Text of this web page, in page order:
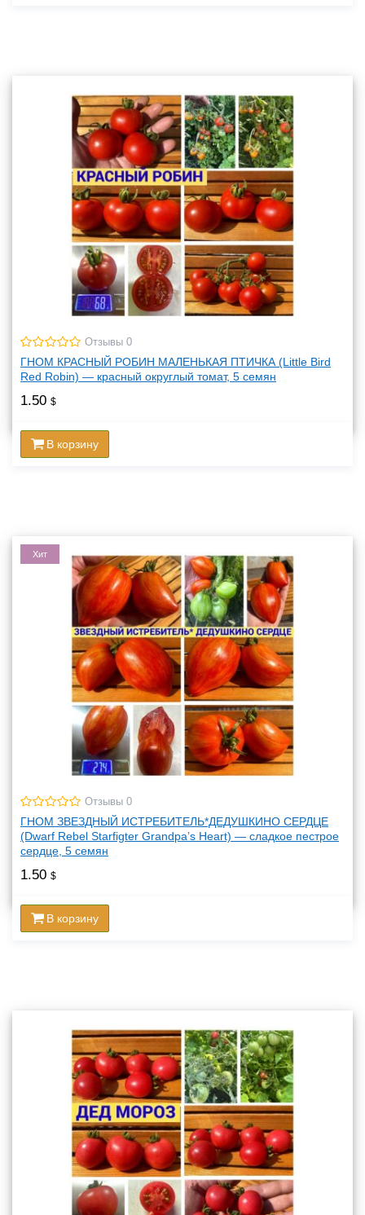
Отзывы 0
ГНОМ КРАСНЫЙ РОБИН МАЛЕНЬКАЯ ПТИЧКА (Little Bird
Red Robin) — красный округлый томат, 5 семян
1.50 $
В корзину
Хит
Отзывы 0
ГНОМ ЗВЕЗДНЫЙ ИСТРЕБИТЕЛЬ*ДЕДУШКИНО СЕРДЦЕ
(Dwarf Rebel Starfigter Grandpa’s Heart) — сладкое пестрое
сердце, 5 семян
1.50 $
В корзину